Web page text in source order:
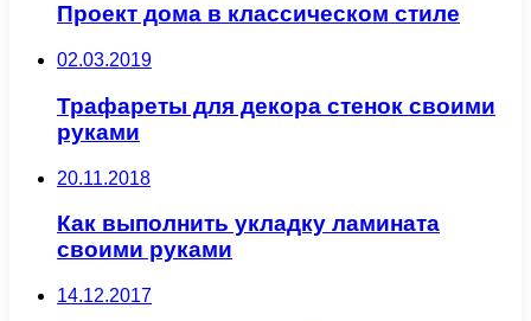
Проект дома в классическом стиле
02.03.2019
Трафареты для декора стенок своими
руками
20.11.2018
Как выполнить укладку ламината
своими руками
14.12.2017